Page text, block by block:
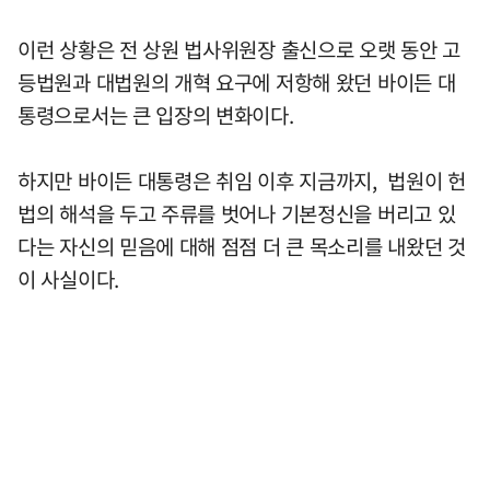
이런 상황은 전 상원 법사위원장 출신으로 오랫 동안 고
등법원과 대법원의 개혁 요구에 저항해 왔던 바이든 대
통령으로서는 큰 입장의 변화이다.
하지만 바이든 대통령은 취임 이후 지금까지, 법원이 헌
법의 해석을 두고 주류를 벗어나 기본정신을 버리고 있
다는 자신의 믿음에 대해 점점 더 큰 목소리를 내왔던 것
이 사실이다.